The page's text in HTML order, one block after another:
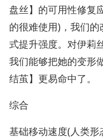
盘丝】的可用性修复
的很难使用)，我们
式提升强度。对伊莉
我们能够把她的变形
结茧】更易命中了。
综合
基础移动速度(人类